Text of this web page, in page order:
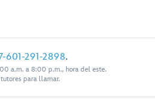
601-291-2898.
a.m. a 8:00 p.m., hora del este.
para llamar.